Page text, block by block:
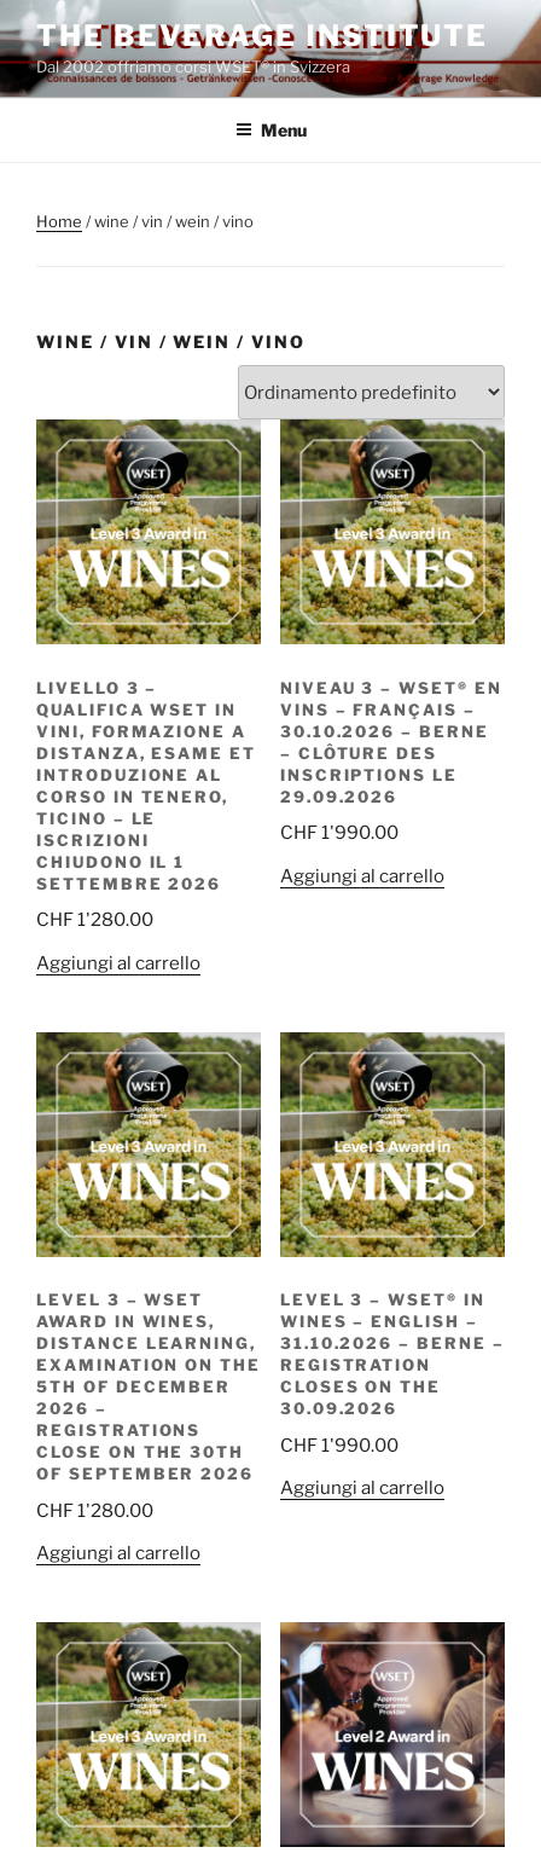
Salta
al
contenuto
THE BEVERAGE INSTITUTE
Dal 2002 offriamo corsi WSET® in Svizzera
Menu
Home / wine / vin / wein / vino
WINE / VIN / WEIN / VINO
LIVELLO 3 –
QUALIFICA WSET IN
VINI, FORMAZIONE A
DISTANZA, ESAME ET
INTRODUZIONE AL
CORSO IN TENERO,
TICINO – LE
ISCRIZIONI
CHIUDONO IL 1
SETTEMBRE 2026
CHF1'280.00
Aggiungi al carrello
NIVEAU 3 – WSET® EN
VINS – FRANÇAIS –
30.10.2026 – BERNE
– CLÔTURE DES
INSCRIPTIONS LE
29.09.2026
CHF1'990.00
Aggiungi al carrello
LEVEL 3 – WSET
AWARD IN WINES,
DISTANCE LEARNING,
EXAMINATION ON THE
5TH OF DECEMBER
2026 –
REGISTRATIONS
CLOSE ON THE 30TH
OF SEPTEMBER 2026
CHF1'280.00
Aggiungi al carrello
LEVEL 3 – WSET® IN
WINES – ENGLISH –
31.10.2026 – BERNE –
REGISTRATION
CLOSES ON THE
30.09.2026
CHF1'990.00
Aggiungi al carrello